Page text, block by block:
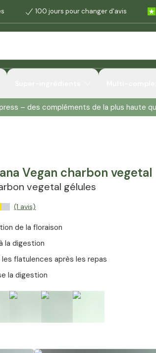
100 jours pour changer d'avis
– des compléments de la plus haute
Vegan charbon vegetal
vegetal gélules
(1 avis)
de la floraison
la digestion
les flatulences après les repas
la digestion